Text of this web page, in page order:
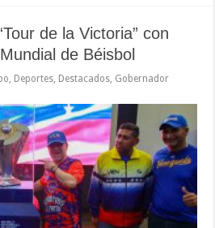
de la Victoria” con
de Béisbol
Deportes Destacados Gobernador